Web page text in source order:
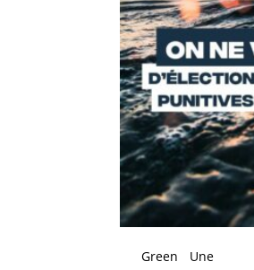
Green Une